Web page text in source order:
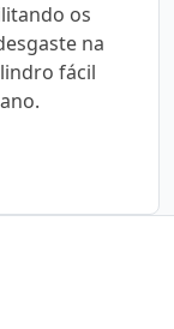
os
na
fácil